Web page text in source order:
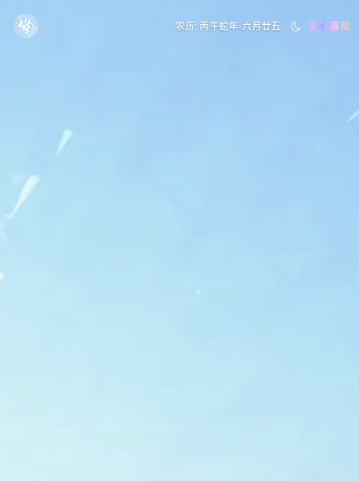
农历: 丙午蛇年·六月廿五 清心寡欲